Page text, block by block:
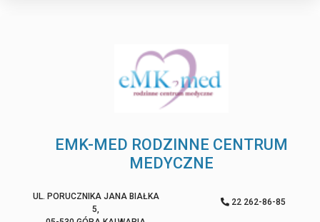
EMK-MED RODZINNE CENTRUM
MEDYCZNE
UL. PORUCZNIKA JANA BIAŁKA
5,
22 262-86-85